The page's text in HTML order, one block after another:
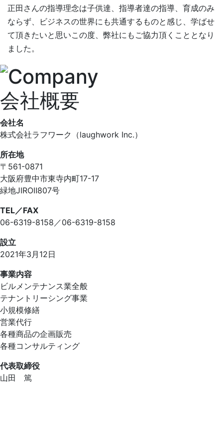
正田さんの指導理念は子供達、指導者達の指導、育成のみ
ならず、ビジネスの世界にも共通するものと感じ、学ばせ
て頂きたいと思いこの度、弊社にもご協力頂くこととなり
ました。
会社概要
会社名
株式会社ラフワーク（laughwork Inc.）
所在地
〒561-0871
大阪府豊中市東寺内町17-17
緑地JIROⅡ807号
TEL／FAX
06-6319-8158／06-6319-8158
設立
2021年3月12日
事業内容
ビルメンテナンス業全般
テナントリーシング事業
小規模修繕
営業代行
各種商品の企画販売
各種コンサルティング
代表取締役
山田 篤